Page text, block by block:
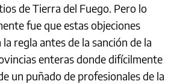
de Tierra del Fuego. Pero lo
fue que estas objeciones
regla antes de la sanción de la
enteras donde difícilmente
un puñado de profesionales de la